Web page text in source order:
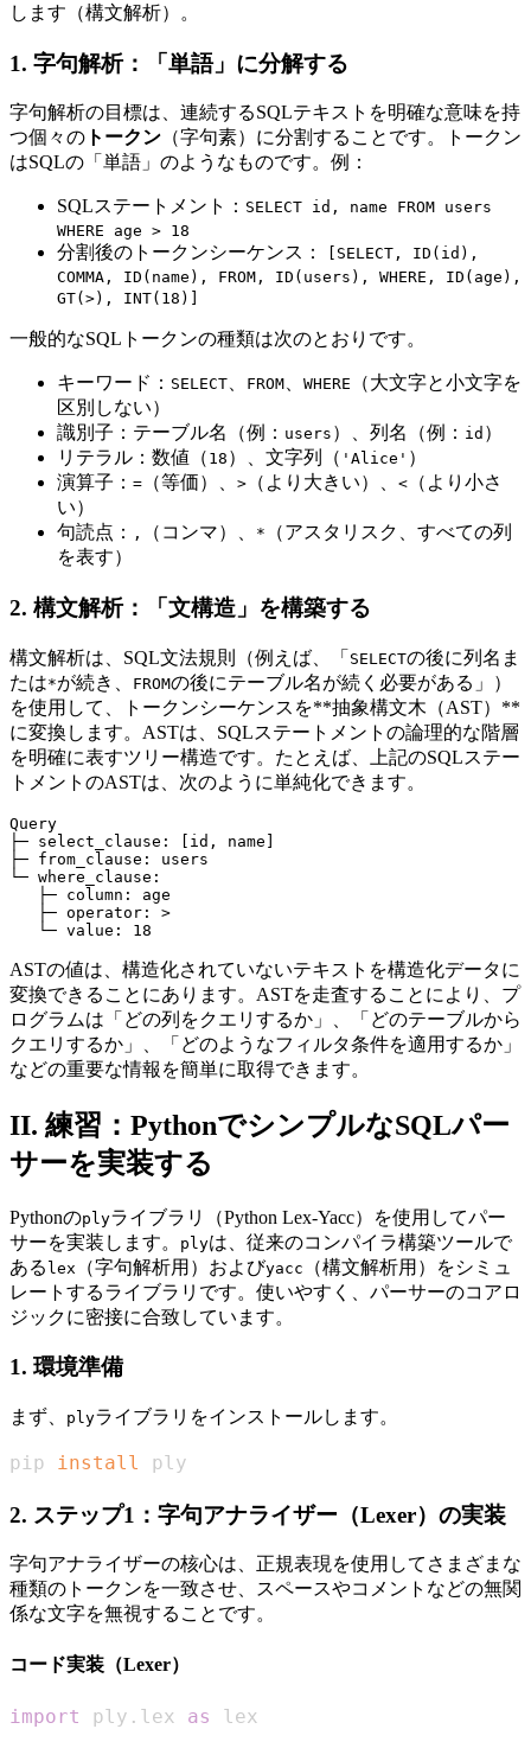
します（構文解析）。
1. 字句解析：「単語」に分解する
字句解析の目標は、連続するSQLテキストを明確な意味を持
つ個々の トークン （字句素）に分割することです。トークン
はSQLの「単語」のようなものです。例：
SQLステートメント： SELECT id, name FROM users
WHERE age > 18
分割後のトークンシーケンス：
[SELECT, ID(id),
COMMA, ID(name), FROM, ID(users), WHERE, ID(age),
GT(>), INT(18)]
一般的なSQLトークンの種類は次のとおりです。
キーワード： SELECT FROM WHERE
（大文字と小文字を
区別しない）
識別子：テーブル名（例： users ）、列名（例： id ）
リテラル：数値（ 18 ）、文字列（ 'Alice' ）
演算子： = （等価）、 > （より大きい）、 < （より小さ
い）
句読点：
, （コンマ）、 *
（アスタリスク、すべての列
を表す）
2. 構文解析：「文構造」を構築する
構文解析は、SQL文法規則（例えば、「 SELECTの後に列名ま
たは*が続き、 FROMの後にテーブル名が続く必要がある」）
を使用して、トークンシーケンスを**抽象構文木（AST）**
に変換します。ASTは、SQLステートメントの論理的な階層
を明確に表すツリー構造です。たとえば、上記のSQLステー
トメントのASTは、次のように単純化できます。
Query
├─ select_clause: [id, name]
├─ from_clause: users
└─ where_clause:
   ├─ column: age
   ├─ operator: >
ASTの値は、構造化されていないテキストを構造化データに
変換できることにあります。ASTを走査することにより、プ
ログラムは「どの列をクエリするか」、「どのテーブルから
クエリするか」、「どのようなフィルタ条件を適用するか」
などの重要な情報を簡単に取得できます。
II. 練習：PythonでシンプルなSQLパー
サーを実装する
Pythonのplyライブラリ（Python Lex-Yacc）を使用してパー
サーを実装します。
plyは、従来のコンパイラ構築ツールで
ある lex （字句解析用）およびyacc
（構文解析用）をシミュ
レートするライブラリです。使いやすく、パーサーのコアロ
ジックに密接に合致しています。
1. 環境準備
まず、 plyライブラリをインストールします。
pip install ply
2. ステップ1：字句アナライザー（Lexer）の実装
字句アナライザーの核心は、正規表現を使用してさまざまな
種類のトークンを一致させ、スペースやコメントなどの無関
係な文字を無視することです。
コード実装（Lexer）
import ply . lex as